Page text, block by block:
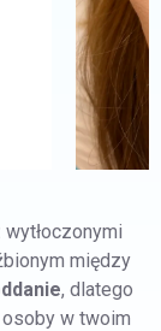
między
, dlatego
w twoim